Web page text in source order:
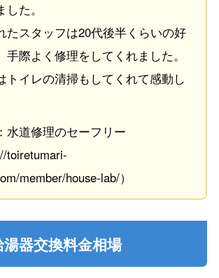
た。
たスタッフは20代後半くらいの好
手際よく修理をしてくれました。
トイレの清掃もしてくれて感動し
水道修理のセーフリー
toiretumari-
member/house-lab/）
器交換料金相場